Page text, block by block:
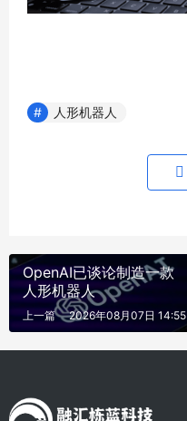
人形机器人
OpenAI已谈论制造一款
人形机器人
上一篇 2026年08月07日 14:55